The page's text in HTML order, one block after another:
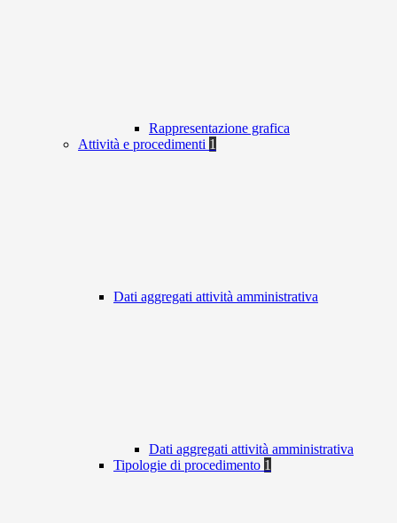
Rappresentazione grafica
Attività e procedimenti 1
Dati aggregati attività amministrativa
Dati aggregati attività amministrativa
Tipologie di procedimento 1